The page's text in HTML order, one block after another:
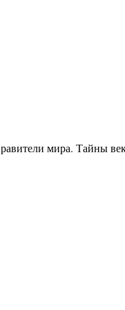
мира. Тайны